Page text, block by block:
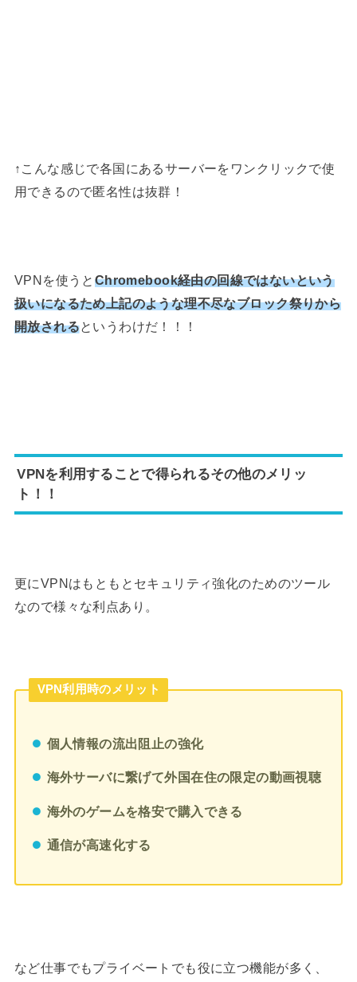
↑こんな感じで各国にあるサーバーをワンクリックで使
用できるので匿名性は抜群！
VPNを使うと Chromebook経由の回線ではないという
扱いになるため上記のような理不尽なブロック祭りから
開放されるというわけだ！！！
VPNを利用することで得られるその他のメリッ
ト！！
更にVPNはもともとセキュリティ強化のためのツール
なので様々な利点あり。
VPN利用時のメリット
個人情報の流出阻止の強化
海外サーバに繋げて外国在住の限定の動画視聴
海外のゲームを格安で購入できる
通信が高速化する
など仕事でもプライベートでも役に立つ機能が多く、